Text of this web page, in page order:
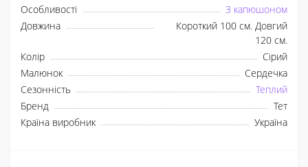
Особливості
З капюшоном
Довжина
Короткий 100 см. Довгий
120 см.
Колір
Сірий
Малюнок
Сердечка
Сезонність
Теплий
Бренд
Тет
Країна виробник
Україна